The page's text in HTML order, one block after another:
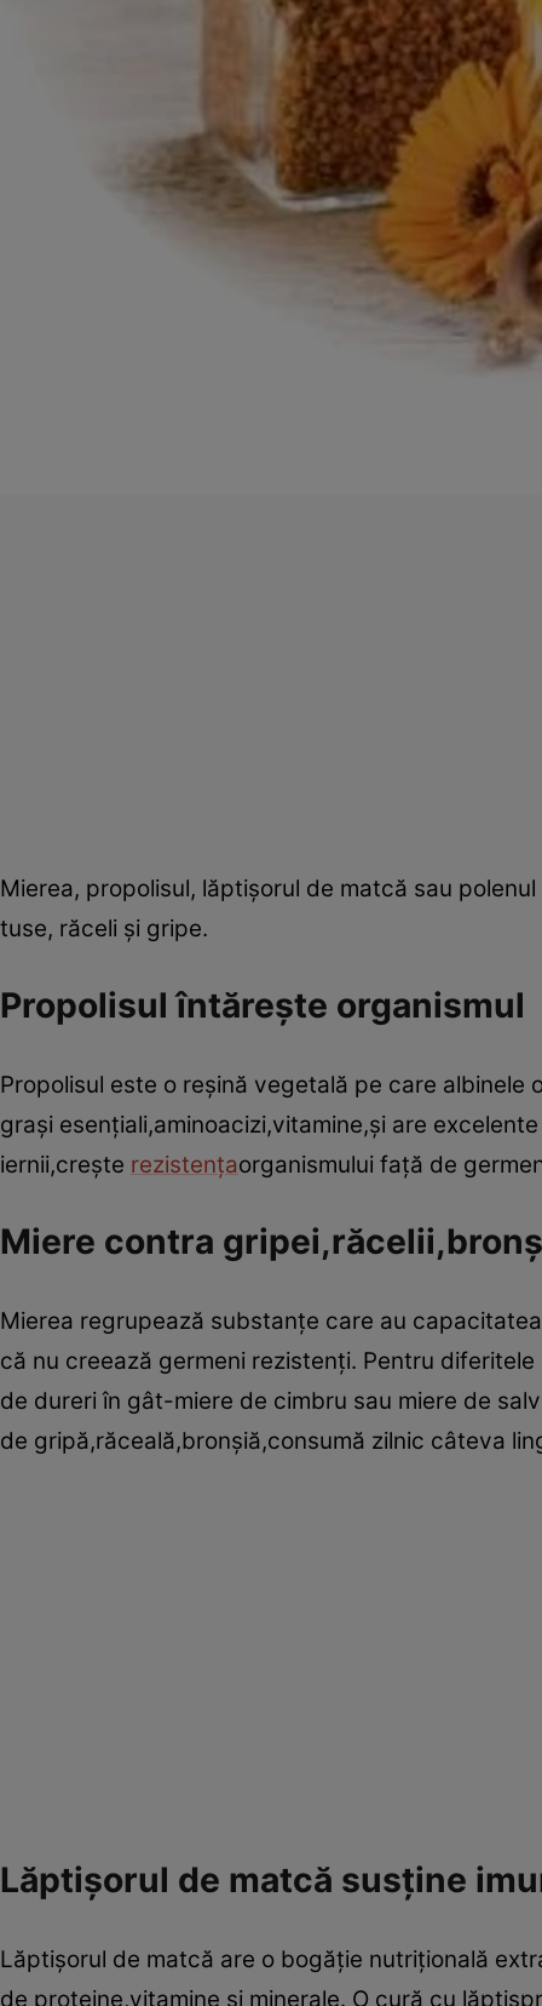
Mierea, propolisul, lăptişorul de matcă sau
tuse, răceli şi gripe.
Propolisul întăreşte organismul
Propolisul este o reşină vegetală pe care
graşi esenţiali,aminoacizi,vitamine,şi are
iernii,creşte rezistenţaorganismului faţă de
Miere contra
Mierea regrupează substanţe care au
că nu creează germeni rezistenţi. Pentru
de dureri în gât-miere de cimbru sau miere de
de gripă,răceală,bronşiă,consumă zilnic câteva
Lăptişorul de matcă susţine
Lăptişorul de matcă are o bogăţie nutriţională
de proteine,vitamine şi minerale. O cură cu